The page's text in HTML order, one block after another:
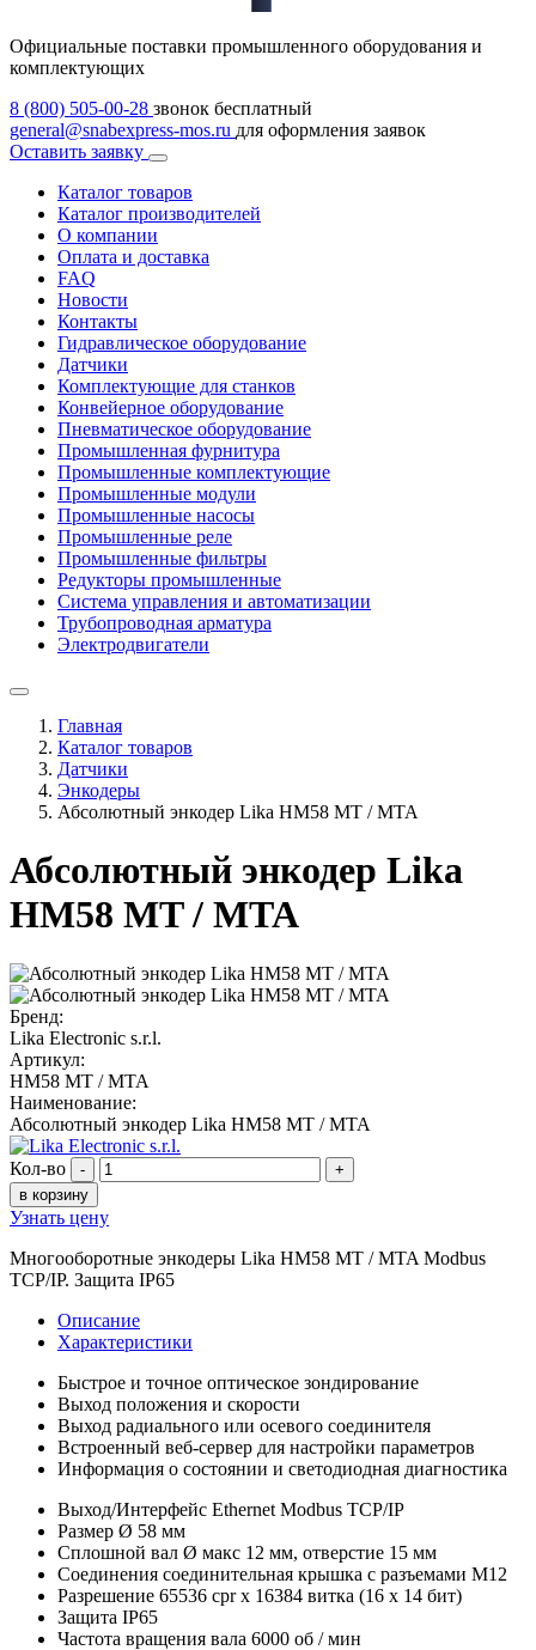
Официальные поставки промышленного оборудования и
комплектующих
8 (800) 505-00-28 звонок бесплатный
general@snabexpress-mos.ru для оформления заявок
Оставить заявку
Каталог товаров
Каталог производителей
О компании
Оплата и доставка
FAQ
Новости
Контакты
Гидравлическое оборудование
Датчики
Комплектующие для станков
Конвейерное оборудование
Пневматическое оборудование
Промышленная фурнитура
Промышленные комплектующие
Промышленные модули
Промышленные насосы
Промышленные реле
Промышленные фильтры
Редукторы промышленные
Система управления и автоматизации
Трубопроводная арматура
Электродвигатели
Главная
Каталог товаров
Датчики
Энкодеры
Абсолютный энкодер Lika HM58 MT / MTA
Абсолютный энкодер Lika
HM58 MT / MTA
Бренд:
Lika Electronic s.r.l.
Артикул:
HM58 MT / MTA
Наименование:
Абсолютный энкодер Lika HM58 MT / MTA
Кол-во -
+
в корзину
Узнать цену
Многооборотные энкодеры Lika HM58 MT / MTA Modbus
TCP/IP. Защита IP65
Описание
Характеристики
Быстрое и точное оптическое зондирование
Выход положения и скорости
Выход радиального или осевого соединителя
Встроенный веб-сервер для настройки параметров
Информация о состоянии и светодиодная диагностика
Выход/Интерфейс Ethernet Modbus TCP/IP
Размер Ø 58 мм
Сплошной вал Ø макс 12 мм, отверстие 15 мм
Соединения соединительная крышка с разъемами M12
Разрешение 65536 cpr x 16384 витка (16 x 14 бит)
Защита IP65
Частота вращения вала 6000 об / мин